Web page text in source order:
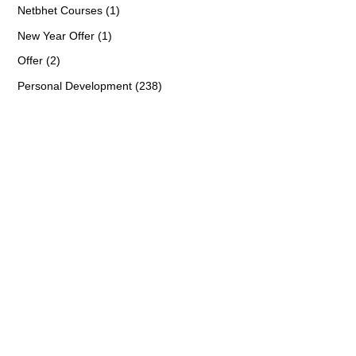
Netbhet Courses (1)
New Year Offer (1)
Offer (2)
Personal Development (238)